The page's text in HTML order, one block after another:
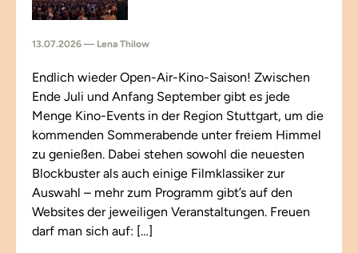
13.07.2026 — Lena Thilow
Endlich wieder Open-Air-Kino-Saison! Zwischen
Ende Juli und Anfang September gibt es jede
Menge Kino-Events in der Region Stuttgart, um die
kommenden Sommerabende unter freiem Himmel
zu genießen. Dabei stehen sowohl die neuesten
Blockbuster als auch einige Filmklassiker zur
Auswahl – mehr zum Programm gibt’s auf den
Websites der jeweiligen Veranstaltungen. Freuen
darf man sich auf: […]